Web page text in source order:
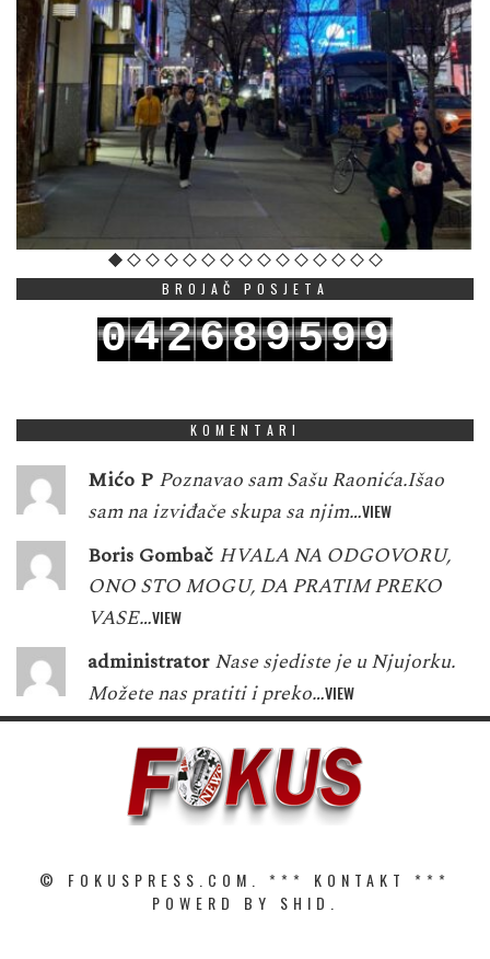
BROJAČ POSJETA
042689599
KOMENTARI
Mićo P Poznavao sam Sašu Raonića.Išao
sam na izviđače skupa sa njim…VIEW
Boris Gombač HVALA NA ODGOVORU,
ONO STO MOGU, DA PRATIM PREKO
VASE…VIEW
administrator Nase sjediste je u Njujorku.
Možete nas pratiti i preko…VIEW
© FOKUSPRESS.COM. *** KONTAKT
***
POWERD BY SHID.